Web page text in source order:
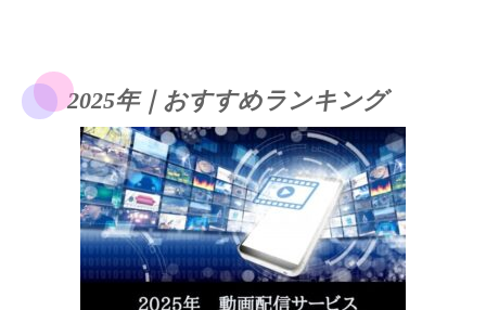
2025年｜おすすめランキング